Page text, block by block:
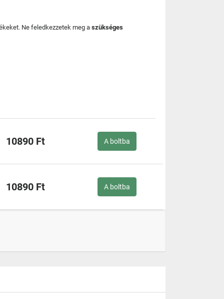
Ne feledkezzetek meg aszükséges
10890 Ft A boltba
10890 Ft A boltba